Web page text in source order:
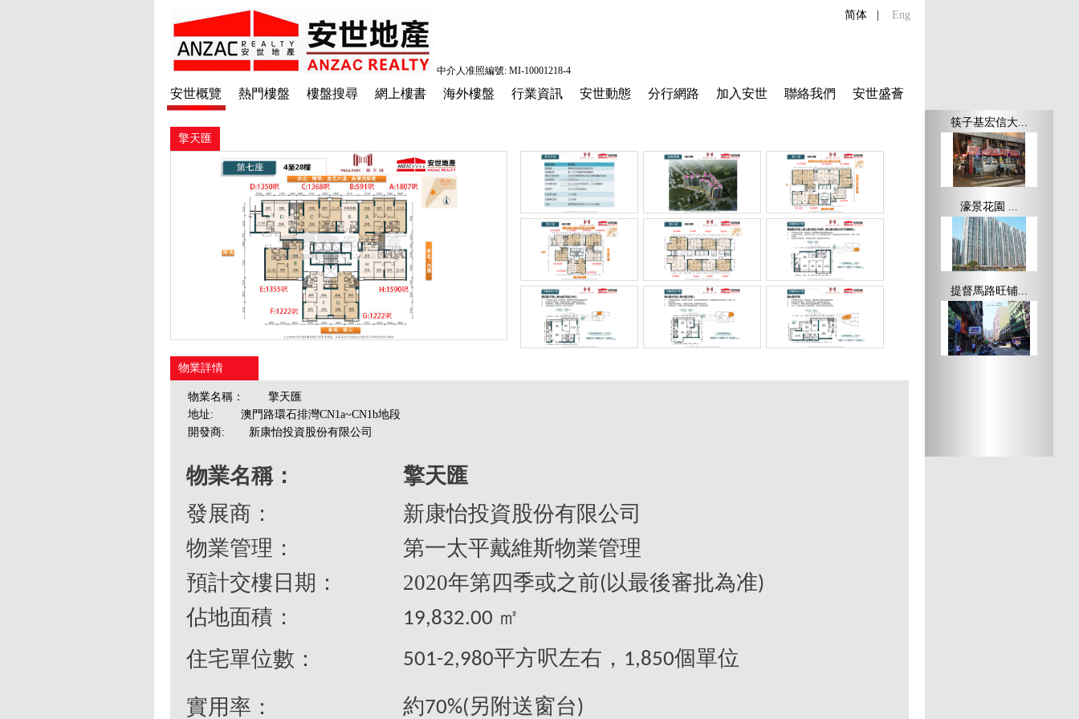
筷子基宏信大...
濠景花園 ...
提督馬路旺铺...
中介人准照編號: MI-10001218-4
简体 Eng
安世概覽 熱門樓盤 樓盤搜尋 網上樓書 海外樓盤 行業資訊 安世動態 分行網路 加入安世 聯絡我們 安世盛薈
擎天匯
物業詳情
物業名稱：
擎天匯
地址:
澳門路環石排灣CN1a~CN1b地段
開發商:
新康怡投資股份有限公司
物業名稱：
擎天匯
發展商：
新康怡投資股份有限公司
物業管理：
第一太平戴維斯物業管理
預計交樓日期：
2020年第四季或之前(以最後審批為准)
佔地面積 ： 19,832.00 ㎡
住宅單位數： 501-2,980平方呎左右， 1,850個單位
實用率 ： 約70%( 另附送窗台)